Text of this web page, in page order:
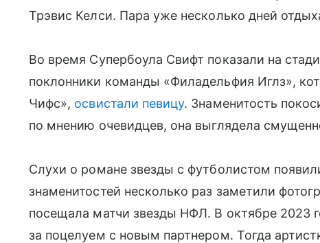
Трэвис Келси. Пара уже несколько дней
Во время Супербоула Свифт показали на
поклонники команды «Филадельфия Иглз»,
Чифс», освистали певицу. Знаменитость
по мнению очевидцев, она выглядела
Слухи о романе звезды с футболистом
знаменитостей несколько раз заметили
посещала матчи звезды НФЛ. В октябре 2023
за поцелуем с новым партнером. Тогда